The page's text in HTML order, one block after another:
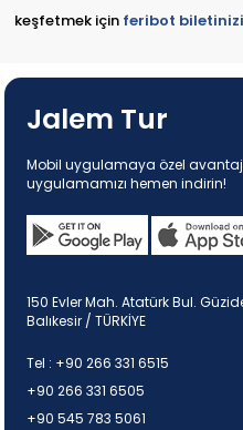
keşfetmek için feribot biletinizi
Jalem Tur
Mobil uygulamaya özel
uygulamamızı hemen indirin!
150 Evler Mah. Atatürk Bul.
Balıkesir / TÜRKİYE
Tel : +90 266 331 6515
+90 266 331 6505
+90 545 783 5061